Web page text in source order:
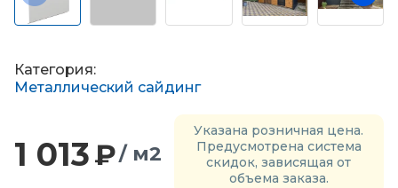
П
о
б
о
р
т
е
Категория:
Металлический сайдинг
1 013₽/ м2
Указана розничная цена.
Предусмотрена система
скидок, зависящая от
объема заказа.